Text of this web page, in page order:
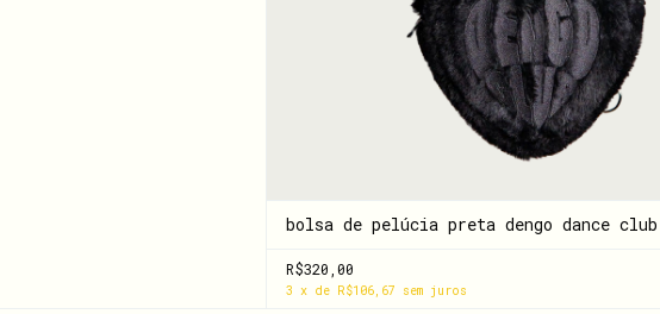
bolsa de pelúcia preta dengo dance club
R$320,00
3 x de R$106,67 sem juros